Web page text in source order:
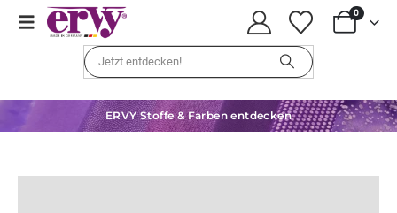
0
ERVY Stoffe & Farben entdecken